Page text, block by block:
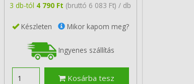
3 db-tól 4 790 Ft (bruttó 6 083 Ft) / db
Készleten Mikor kapom meg?
Ingyenes szállítás
Kosárba tesz